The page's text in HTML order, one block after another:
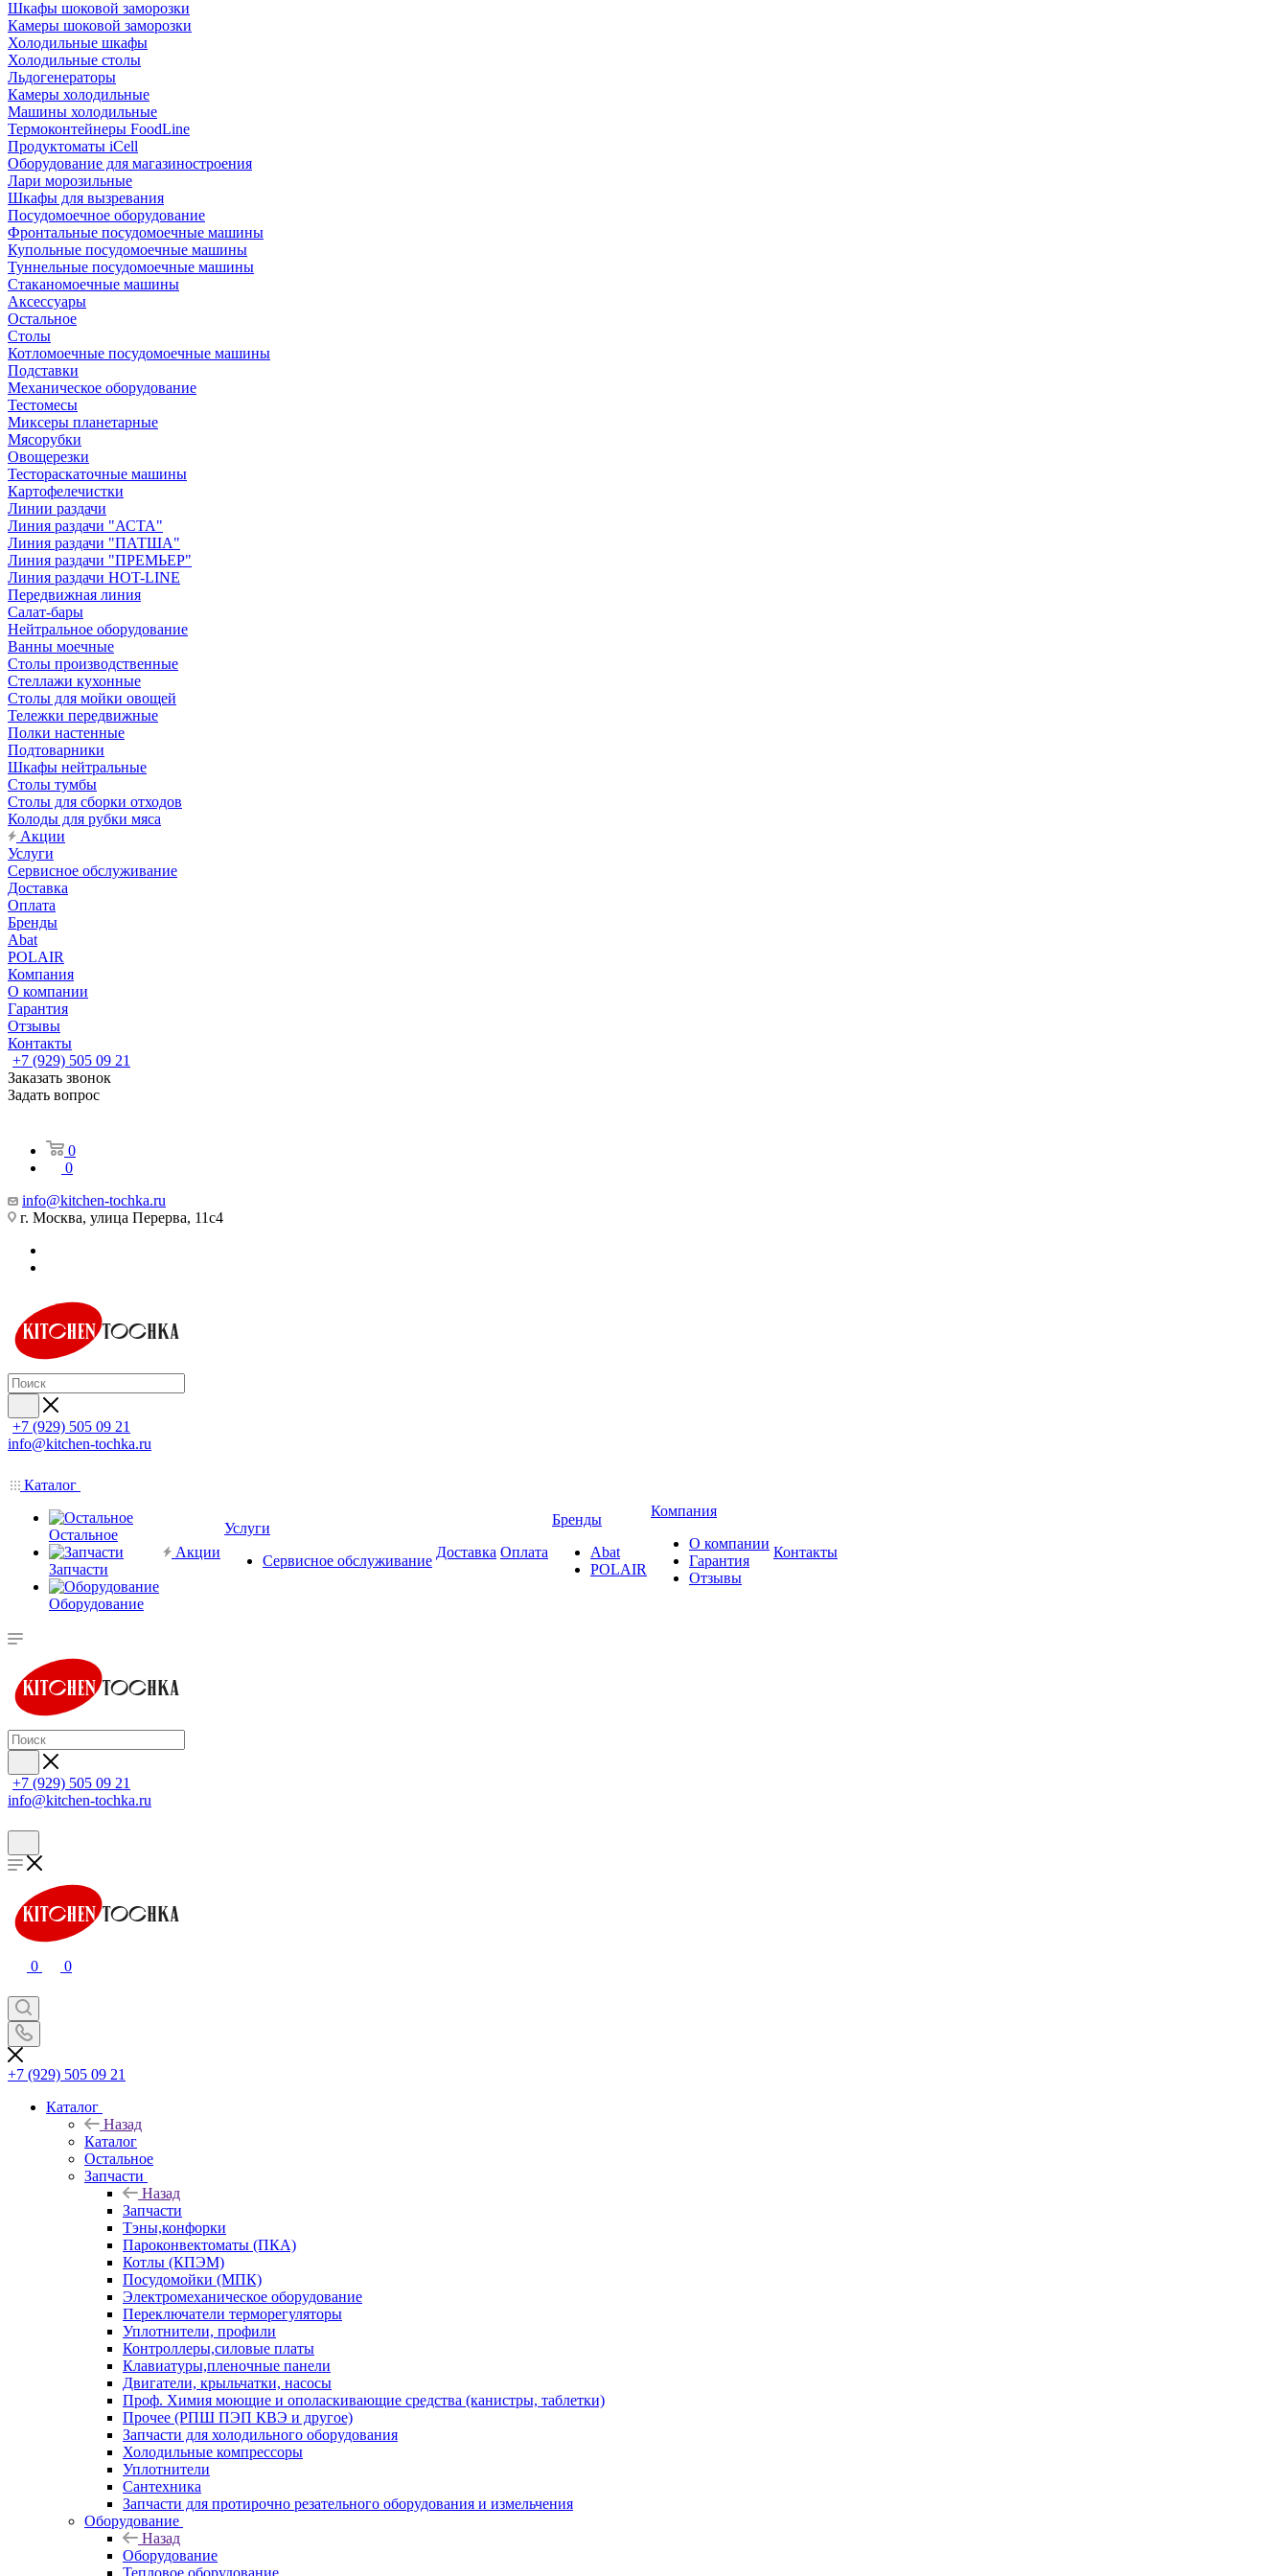
Шкафы шоковой заморозки
Камеры шоковой заморозки
Холодильные шкафы
Холодильные столы
Льдогенераторы
Камеры холодильные
Машины холодильные
Термоконтейнеры FoodLine
Продуктоматы iCell
Оборудование для магазиностроения
Лари морозильные
Шкафы для вызревания
Посудомоечное оборудование
Фронтальные посудомоечные машины
Купольные посудомоечные машины
Туннельные посудомоечные машины
Стаканомоечные машины
Аксессуары
Остальное
Столы
Котломоечные посудомоечные машины
Подставки
Механическое оборудование
Тестомесы
Миксеры планетарные
Мясорубки
Овощерезки
Тестораскаточные машины
Картофелечистки
Линии раздачи
Линия раздачи "АСТА"
Линия раздачи "ПАТША"
Линия раздачи "ПРЕМЬЕР"
Линия раздачи HOT-LINE
Передвижная линия
Салат-бары
Нейтральное оборудование
Ванны моечные
Столы производственные
Стеллажи кухонные
Столы для мойки овощей
Тележки передвижные
Полки настенные
Подтоварники
Шкафы нейтральные
Столы тумбы
Столы для сборки отходов
Колоды для рубки мяса
Акции
Услуги
Сервисное обслуживание
Доставка
Оплата
Бренды
Abat
POLAIR
Компания
О компании
Гарантия
Отзывы
Контакты
+7 (929) 505 09 21
Заказать звонок
Задать вопрос
0
0
info@kitchen-tochka.ru
г. Москва, улица Перерва, 11с4
+7 (929) 505 09 21
info@kitchen-tochka.ru
Каталог
Остальное
Запчасти
Оборудование
Акции
Услуги
Сервисное обслуживание
Доставка Оплата
Бренды
Abat
POLAIR
Компания
О компании
Гарантия
Отзывы
Контакты
+7 (929) 505 09 21
info@kitchen-tochka.ru
0 0
+7 (929) 505 09 21
Каталог
Назад
Каталог
Остальное
Запчасти
Назад
Запчасти
Тэны,конфорки
Пароконвектоматы (ПКА)
Котлы (КПЭМ)
Посудомойки (МПК)
Электромеханическое оборудование
Переключатели терморегуляторы
Уплотнители, профили
Контроллеры,силовые платы
Клавиатуры,пленочные панели
Двигатели, крыльчатки, насосы
Проф. Химия моющие и ополаскивающие средства (канистры, таблетки)
Прочее (РПШ ПЭП КВЭ и другое)
Запчасти для холодильного оборудования
Холодильные компрессоры
Уплотнители
Сантехника
Запчасти для протирочно резательного оборудования и измельчения
Оборудование
Назад
Оборудование
Тепловое оборудование